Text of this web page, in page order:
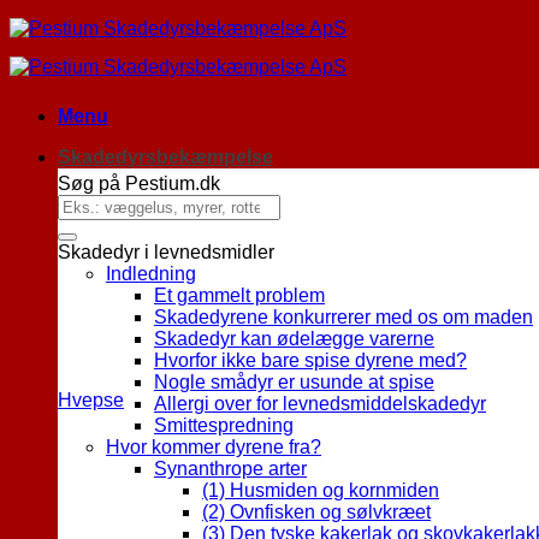
Menu
Skadedyrsbekæmpelse
Hvepse
Søg på Pestium.dk
Skadedyr i levnedsmidler
Indledning
Et gammelt problem
Skadedyrene konkurrerer med os om maden
Skadedyr kan ødelægge varerne
Hvorfor ikke bare spise dyrene med?
Nogle smådyr er usunde at spise
Allergi over for levnedsmiddelskadedyr
Smittespredning
Hvor kommer dyrene fra?
Synanthrope arter
(1) Husmiden og kornmiden
(2) Ovnfisken og sølvkræet
(3) Den tyske kakerlak og